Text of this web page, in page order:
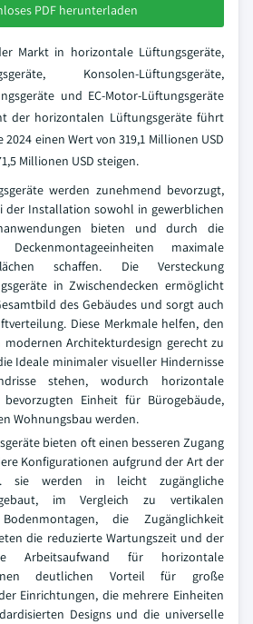
PDF herunterladen
Markt in horizontale Lüftungsgeräte,
Konsolen-Lüftungsgeräte,
und EC-Motor-Lüftungsgeräte
der horizontalen Lüftungsgeräte führt
einen Wert von 319,1 Millionen USD
Millionen USD steigen.
werden zunehmend bevorzugt,
der Installation sowohl in gewerblichen
bieten und durch die
maximale
schaffen. Die Versteckung
in Zwischendecken ermöglicht
des Gebäudes und sorgt auch
Diese Merkmale helfen, den
Architekturdesign gerecht zu
Ideale minimaler visueller Hindernisse
stehen, wodurch horizontale
Einheit für Bürogebäude,
Wohnungsbau werden.
bieten oft einen besseren Zugang
Konfigurationen aufgrund der Art der
sie werden in leicht zugängliche
im Vergleich zu vertikalen
die Zugänglichkeit
die reduzierte Wartungszeit und der
Arbeitsaufwand für horizontale
deutlichen Vorteil für große
Einrichtungen, die mehrere Einheiten
Designs und die universelle